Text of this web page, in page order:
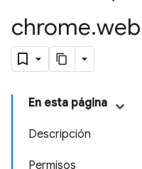
chrome.web
En esta página
Descripción
Permisos